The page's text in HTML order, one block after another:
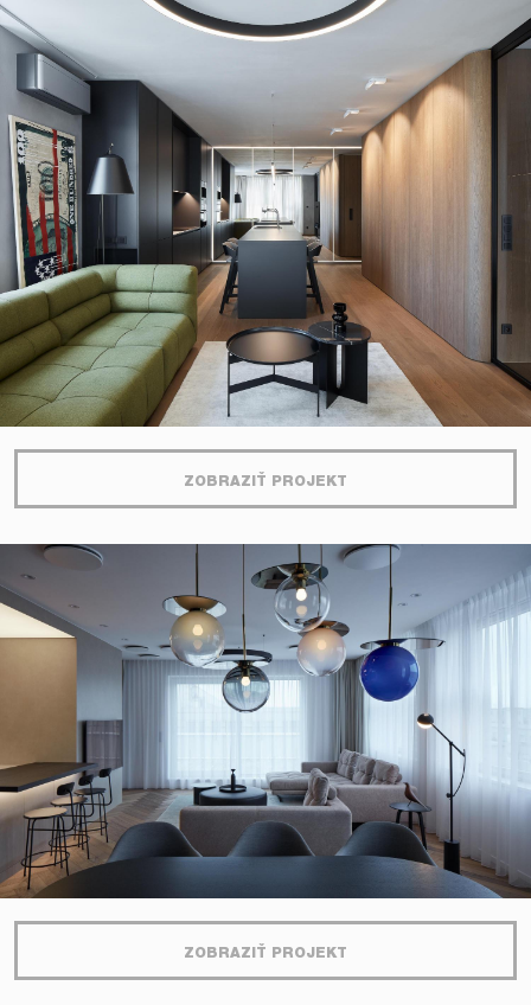
ZOBRAZIŤ PROJEKT
ZOBRAZIŤ PROJEKT